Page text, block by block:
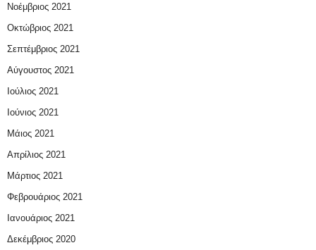
Νοέμβριος 2021
Οκτώβριος 2021
Σεπτέμβριος 2021
Αύγουστος 2021
Ιούλιος 2021
Ιούνιος 2021
Μάιος 2021
Απρίλιος 2021
Μάρτιος 2021
Φεβρουάριος 2021
Ιανουάριος 2021
Δεκέμβριος 2020